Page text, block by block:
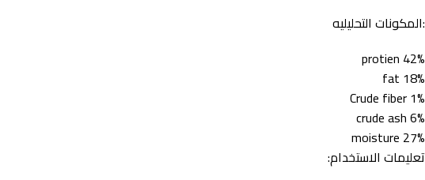
:المكونات التحليليه
protien 42%
fat 18%
Crude fiber 1%
crude ash 6%
moisture 27%
تعليمات الاستخدام: